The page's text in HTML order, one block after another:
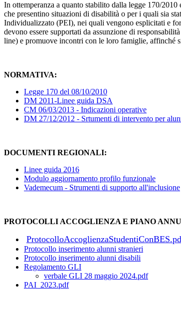
In ottemperanza a quanto stabilito dalla legge 170/
che presentino situazioni di disabilità o per i quali sia
Individualizzato (PEI), nei quali vengono esplicitati e
devono essere supportati da assunzione di
line) e promuove incontri con le loro famiglie, affinché
NORMATIVA:
Legge 170 del 08/10/2010
DM 2011-Linee guida DSA
CM 06/03/2013 - Indicazioni operative
DM 27/12/2012 - Srtumenti di intervento per
DOCUMENTI REGIONALI:
Linee guida 2016
Modulo aggiornamento profilo funzionale
Vademecum - Strumenti di supporto all'inclusione
PROTOCOLLI ACCOGLIENZA E PIANO
Protocollo inserimento alunni stranieri
Protocollo inserimento alunni disabili
Regolamento GLI
verbale GLI 28 maggio 2024.pdf
PAI_2023.pdf